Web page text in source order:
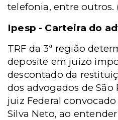
telefonia, entre outros.
Ipesp - Carteira do
TRF da 3ª região
deposite em juízo
descontado da
dos advogados de São
juiz Federal convocado
Silva Neto, ao